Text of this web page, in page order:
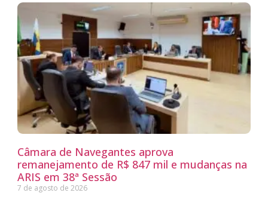
Câmara de Navegantes aprova
remanejamento de R$ 847 mil e mudanças na
ARIS em 38ª Sessão
7 de agosto de 2026